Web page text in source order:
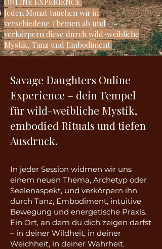
Jeden Monat tauchen wir in
verschiedene Themen ab und
verkörpern diese durch wild-weibliche
Mystik, Tanz und Embodiment.
Savage Daughters Online
Experience – dein Tempel
für wild-weibliche Mystik,
embodied Rituals und tiefen
Ausdruck.
In jeder Session widmen wir uns
einem neuen Thema, Archetyp oder
Seelenaspekt, und verkörpern ihn
durch Tanz, Embodiment, intuitive
Bewegung und energetische Praxis.
Ein Ort, an dem du dich zeigen darfst
– in deiner Wildheit, in deiner
Weichheit, in deiner Wahrheit.